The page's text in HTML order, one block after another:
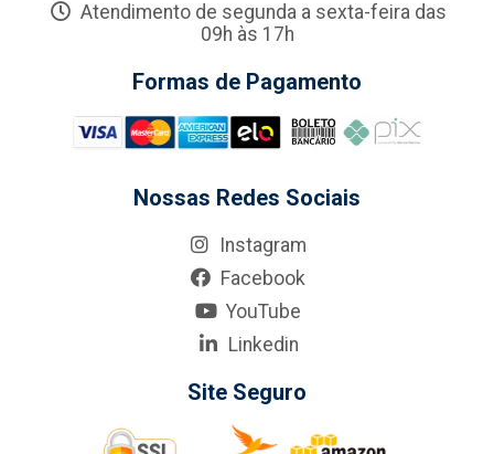
Atendimento de segunda a sexta-feira das
09h às 17h
Formas de Pagamento
Nossas Redes Sociais
Instagram
Facebook
YouTube
Linkedin
Site Seguro